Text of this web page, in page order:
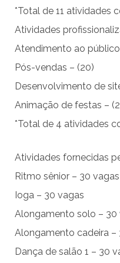
*Total de 11 atividades
Atividades
Atendimento ao
Pós-vendas – (20)
Desenvolvimento de
Animação de festas –
*Total de 4 atividades
Atividades fornecidas
Ritmo sênior – 30 vagas
Ioga – 30 vagas
Alongamento solo – 30
Alongamento cadeira –
Dança de salão 1 – 30